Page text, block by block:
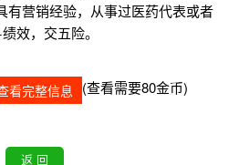
有营销经验，从事过医药代表或者
效，交五险。
看完整信息 (查看需要80金币)